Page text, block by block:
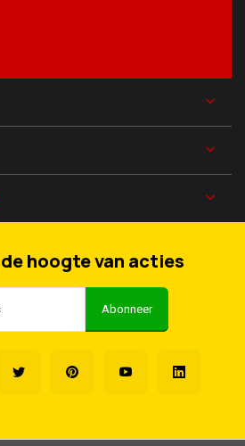
de hoogte van acties
Abonneer